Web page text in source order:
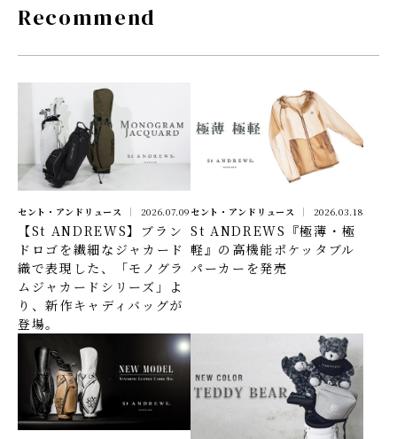
Recommend
セント・アンドリュース 2026.07.09
【St ANDREWS】ブラン
ドロゴを繊細なジャカード
織で表現した、「モノグラ
ムジャカードシリーズ」よ
り、新作キャディバッグが
登場。
セント・アンドリュース 2026.03.18
St ANDREWS『極薄・極
軽』の高機能ポケッタブル
パーカーを発売